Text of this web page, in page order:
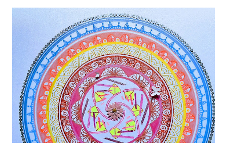
representa la teva bellesa interna i externa que s’estén cap a
l’exterior de la teva ànima, projectant ones que van passant per
les diferents capes de l’aura, formant juntament amb la Divinitat
aquests dibuixos, que són petjades teves i seves, on t’ensenya
els camins per on has de transitar. La fada t’acompanya en
aquest camí, tens la gran sort d’haver compartit l’entr...